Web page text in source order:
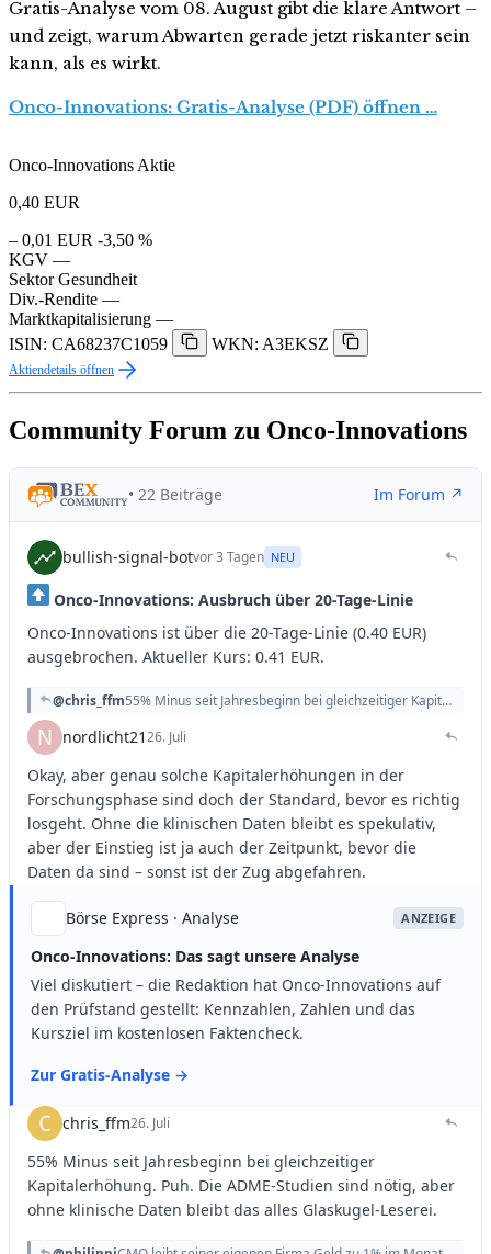
Gratis-Analyse vom 08. August gibt die klare Antwort –
und zeigt, warum Abwarten gerade jetzt riskanter sein
kann, als es wirkt.
Onco-Innovations: Gratis-Analyse (PDF) öffnen …
Onco-Innovations Aktie
0,40 EUR
– 0,01 EUR -3,50 %
KGV —
Sektor Gesundheit
Div.-Rendite —
Marktkapitalisierung —
ISIN: CA68237C1059
WKN: A3EKSZ
Aktiendetails öffnen
Community Forum zu Onco-Innovations